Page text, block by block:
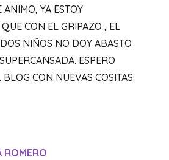
YA ESTOY
CON EL GRIPAZO , EL
NIÑOS NO DOY ABASTO
ESPERO
CON NUEVAS COSITAS
ROMERO